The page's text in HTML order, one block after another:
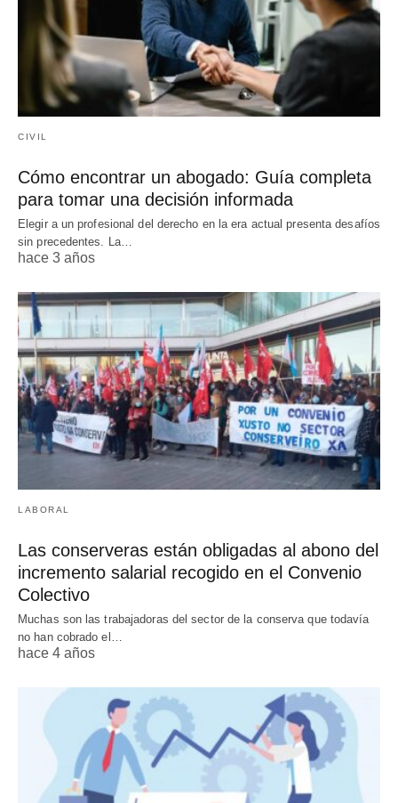
CIVIL
Cómo encontrar un abogado: Guía completa
para tomar una decisión informada
Elegir a un profesional del derecho en la era actual presenta desafíos
sin precedentes. La…
hace 3 años
LABORAL
Las conserveras están obligadas al abono del
incremento salarial recogido en el Convenio
Colectivo
Muchas son las trabajadoras del sector de la conserva que todavía
no han cobrado el…
hace 4 años